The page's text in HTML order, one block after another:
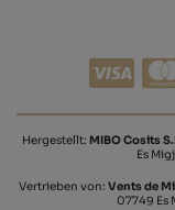
Hergestellt: MIBO Cosits
Es
Vertrieben von: Vents de
07749 Es